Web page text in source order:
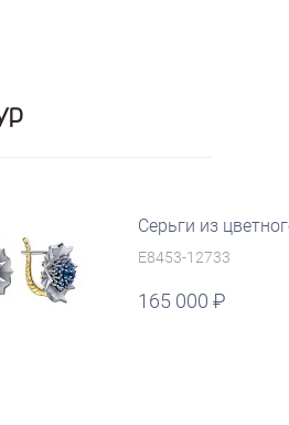
Серьги из
E8453-12733
165 000